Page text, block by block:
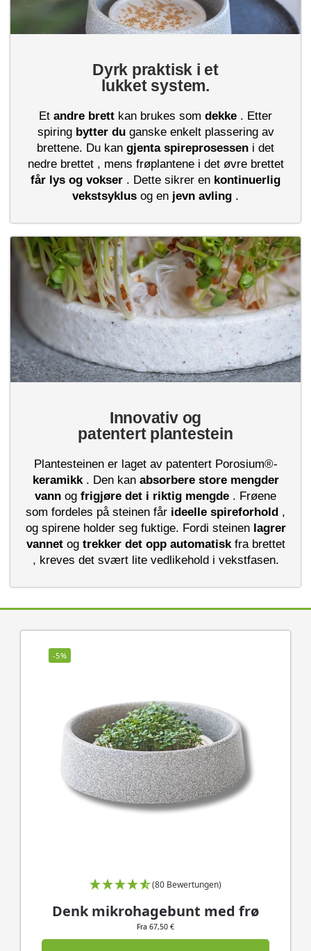
Dyrk praktisk i et
lukket system.
Et andre brett kan brukes som dekke . Etter
spiring bytter duganske enkelt plassering av
brettene. Du kan gjenta spireprosessen i det
nedre brettet , mens frøplantene i det øvre brettet
får lys og vokser . Dette sikrer en kontinuerlig
vekstsyklus og en jevn avling .
Innovativ og
patentert plantestein
Plantesteinen er laget av patentert Porosium®-
keramikk. Den kan absorbere store mengder
vann og frigjøre det i riktig mengde . Frøene
som fordeles på steinen får ideelle spireforhold ,
og spirene holder seg fuktige. Fordi steinen lagrer
vannetog trekker det opp automatiskfra brettet
, kreves det svært lite vedlikehold i vekstfasen.
-5%
(80 Bewertungen)
Denk mikrohagebunt med frø
Fra 67,50 €